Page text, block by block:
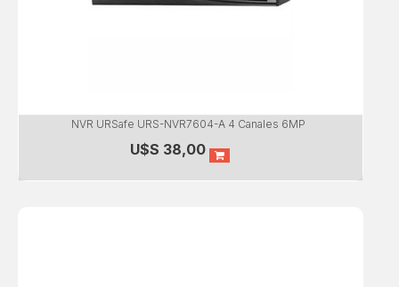
NVR URSafe URS-NVR7604-A 4 Canales 6MP
U$S 38,00